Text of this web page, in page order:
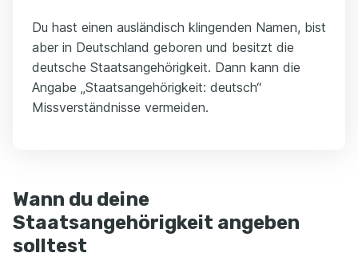
Du hast einen ausländisch klingenden Namen, bist
aber in Deutschland geboren und besitzt die
deutsche Staatsangehörigkeit. Dann kann die
Angabe „Staatsangehörigkeit: deutsch“
Missverständnisse vermeiden.
Wann du deine
Staatsangehörigkeit angeben
solltest